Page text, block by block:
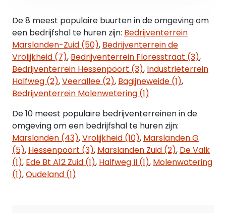
Circa 5 parkeerplekken
Het pand beschikt over de volgende
installaties/voorzieningen:
• overheaddeur (4,0 m breed x 3,0 m hoog)
• centrale verwarming
• pantry 2x
• toilet + fonteintje
• airco unit
Bestemming:
Op het object is het bestemmingsplan
‘‘Marslanden’’ van toepassing. Informatie omtrent
De 8 meest populaire buurten in de omgeving om
een bedrijfshal te huren zijn: Bedrijventerrein
Marslanden-Zuid (50), Bedrijventerrein de
Vrolijkheid (7), Bedrijventerrein Floresstraat (3),
Bedrijventerrein Hessenpoort (3), Industrieterrein
Halfweg (2),Veerallee (2), Bagijneweide (1),
Bedrijventerrein Molenwetering (1)
De 10 meest populaire bedrijventerreinen in de
omgeving om een bedrijfshal te huren zijn:
Marslanden (43),Vrolijkheid (10), Marslanden G
(5), Hessenpoort (3), Marslanden Zuid (2), De Valk
(1), Ede Bt A12 Zuid (1), Halfweg II (1), Molenwatering
(1),Oudeland (1)